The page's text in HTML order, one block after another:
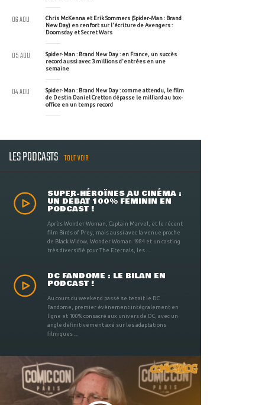
Chris McKenna et Erik Sommers (Spider-Man : Brand
New Day) en renfort sur l'écriture de Avengers :
Doomsday et Secret Wars
06 AOU
Spider-Man : Brand New Day : en France, un succès
record aussi avec 3 millions d'entrées en une
semaine
05 AOU
Spider-Man : Brand New Day : comme attendu, le film
de Destin Daniel Cretton dépasse le milliard au box-
office en un temps record
04 AOU
LES PODCASTS TOUT VOIR
SUPER-HÉROÏNES AU CINÉMA :
UN DÉBAT 100% FÉMININ EN
PODCAST !
Après Wonder Woman, Captain Marvel, et le récent
film Birds of Prey, mais aussi avec la venue proche
de Black Widow, Wonder Woman 1984 et un casting
très diversifié pour The Eternals, les ...
DC FANDOME : LE BILAN EN
PODCAST !
Au cours du weekend passé se tenait le DC
Fandome, premier évènement intégralement en
ligne et 100% consacré aux univers de DC, avec un
angle définitivement axé sur les adaptations
filmiques ...